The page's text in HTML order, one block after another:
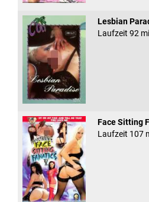
Lesbian
Laufzeit 92
Face Sitting
Laufzeit 107